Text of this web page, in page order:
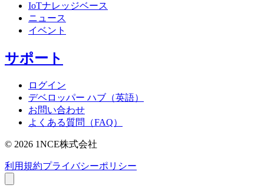
IoTナレッジベース
ニュース
イベント
サポート
ログイン
デベロッパー ハブ（英語）
お問い合わせ
よくある質問（FAQ）
© 2026 1NCE株式会社
利用規約プライバシーポリシー